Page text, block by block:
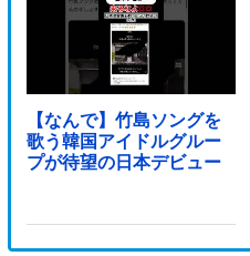
【なんで】竹島ソングを
歌う韓国アイドルグルー
プが待望の日本デビュー